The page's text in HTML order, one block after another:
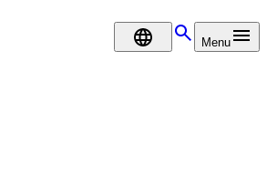
DA Menu